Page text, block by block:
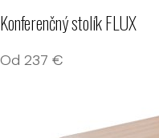
Konferenčný stolík FLUX
Od 237 €